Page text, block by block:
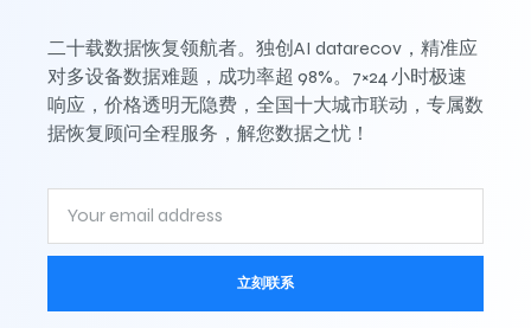
二十载数据恢复领航者。独创AI datarecov，精准应
对多设备数据难题，成功率超 98%。7×24 小时极速
响应，价格透明无隐费，全国十大城市联动，专属数
据恢复顾问全程服务，解您数据之忧！
立刻联系